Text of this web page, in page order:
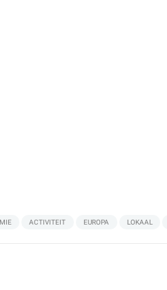
ACTIVITEIT EUROPA LOKAAL